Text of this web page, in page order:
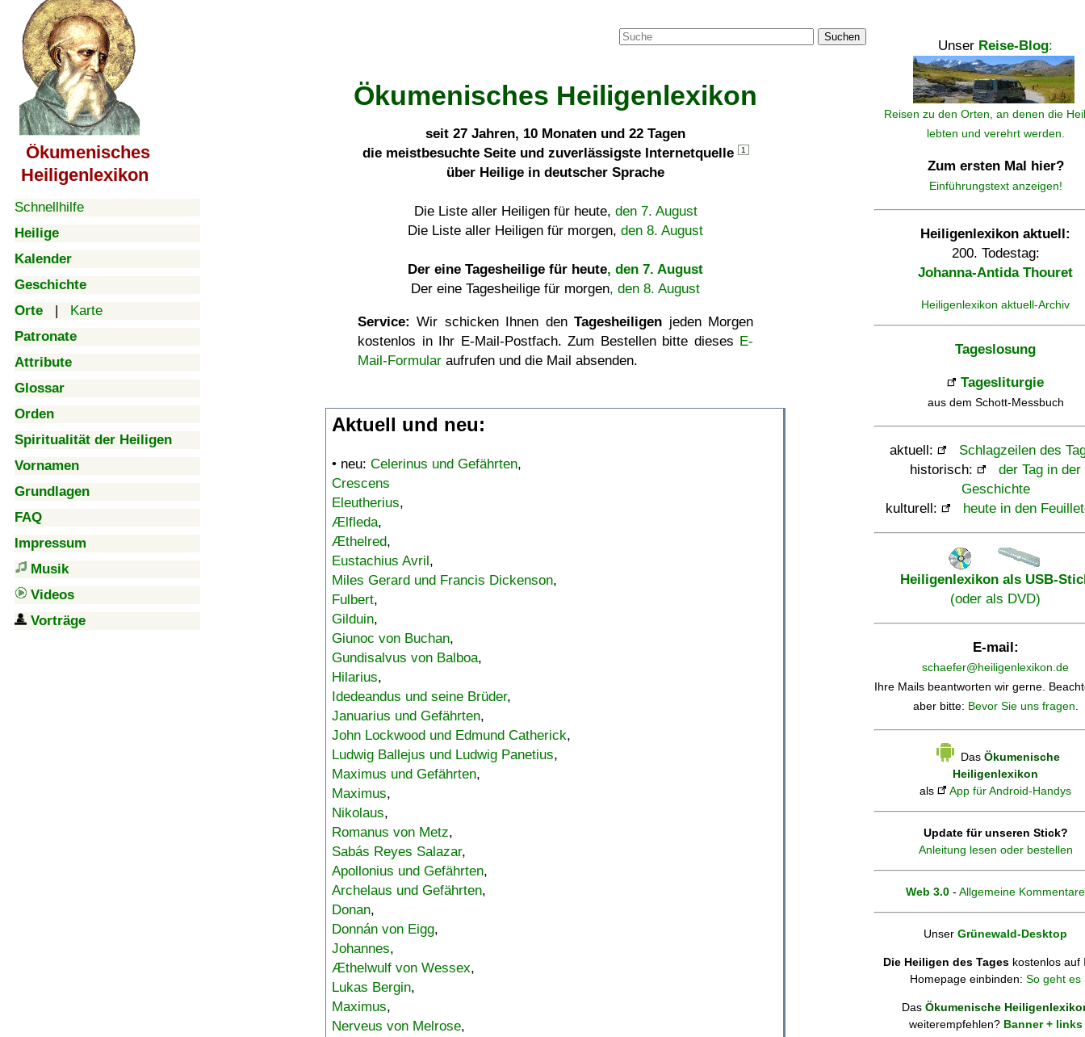
Ökumenisches
Heiligenlexikon
Schnellhilfe
Heilige
Kalender
Geschichte
Orte | Karte
Patronate
Attribute
Glossar
Orden
Spiritualität der Heiligen
Vornamen
Grundlagen
FAQ
Impressum
Musik
Videos
Vorträge
Suchen
Ökumenisches Heiligenlexikon
seit 27 Jahren, 10 Monaten und 22 Tagen
die meistbesuchte Seite und zuverlässigste Internetquelle
1
über Heilige in deutscher Sprache
Die Liste aller Heiligen für heute, den 7. August
Die Liste aller Heiligen für morgen, den 8. August
Der eine Tagesheilige für heute, den 7. August
Der eine Tagesheilige für morgen, den 8. August
Service: Wir schicken Ihnen denTagesheiligen jeden Morgen
kostenlos in Ihr E-Mail-Postfach. Zum Bestellen bitte dieses E-
Mail-Formular aufrufen und die Mail absenden.
Aktuell und neu:
• neu: Celerinus und Gefährten,
Crescens
Eleutherius,
Ælfleda,
Æthelred,
Eustachius Avril,
Miles Gerard und Francis Dickenson,
Fulbert,
Gilduin,
Giunoc von Buchan,
Gundisalvus von Balboa,
Hilarius,
Idedeandus und seine Brüder,
Januarius und Gefährten,
John Lockwood und Edmund Catherick,
Ludwig Ballejus und Ludwig Panetius,
Maximus und Gefährten,
Maximus,
Nikolaus,
Romanus von Metz,
Sabás Reyes Salazar,
Apollonius und Gefährten,
Archelaus und Gefährten,
Donan,
Donnán von Eigg,
Johannes,
Æthelwulf von Wessex,
Lukas Bergin,
Maximus,
Nerveus von Melrose,
Unser Reise-Blog:
Reisen zu den Orten, an denen die
lebten und verehrt werden.
Zum ersten Mal hier?
Einführungstext anzeigen!
Heiligenlexikon aktuell:
200. Todestag:
Johanna-Antida Thouret
Heiligenlexikon aktuell-Archiv
Tageslosung
Tagesliturgie
aus dem Schott-Messbuch
aktuell:
Schlagzeilen des
historisch:
der Tag in der
Geschichte
kulturell:
heute in den
Heiligenlexikon als USB-
(oder als DVD)
E-mail:
schaefer@heiligenlexikon.de
Ihre Mails beantworten wir gerne.
aber bitte: Bevor Sie uns fragen.
Das Ökumenische
Heiligenlexikon
als
App für Android-Handys
Update für unseren Stick?
Anleitung lesen oder bestellen
Web 3.0 - Allgemeine Kommentare
Unser Grünewald-Desktop
Die Heiligen des Tages kostenlos auf
Homepage einbinden: So geht es
Das Ökumenische
weiterempfehlen? Banner + links